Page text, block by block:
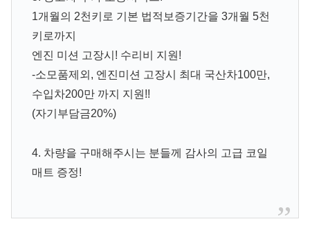
1개월의 2천키로 기본 법적보증기간을 3개월 5천
키로까지
엔진 미션 고장시! 수리비 지원!
-소모품제외, 엔진미션 고장시 최대 국산차100만,
수입차200만 까지 지원!!
(자기부담금20%)
4. 차량을 구매해주시는 분들께 감사의 고급 코일
매트 증정!